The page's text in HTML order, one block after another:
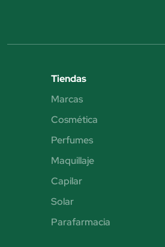
Tiendas
Marcas
Cosmética
Perfumes
Maquillaje
Capilar
Solar
Parafarmacia